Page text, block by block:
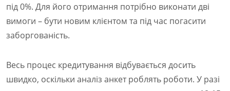
під 0%. Для його отримання потрібно виконати дві
вимоги – бути новим клієнтом та під час погасити
заборгованість.
Весь процес кредитування відбувається досить
швидко, оскільки аналіз анкет роблять роботи. У разі